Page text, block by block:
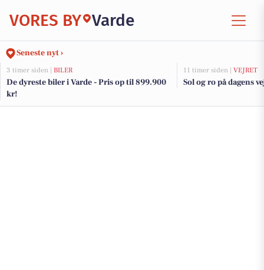
VORES BY Varde
Seneste nyt ›
3 timer siden | BILER
De dyreste biler i Varde - Pris op til 899.900
kr!
11 timer siden | VEJRET
Sol og ro på dagens